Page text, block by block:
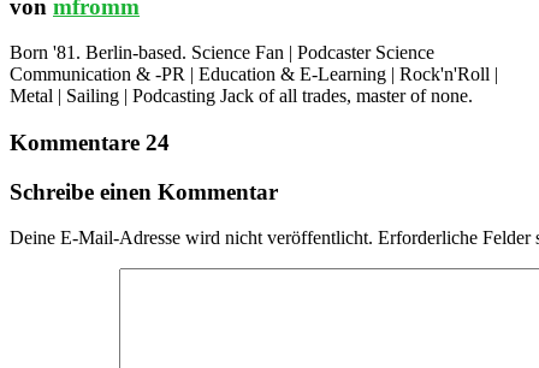
von mfromm
Born '81. Berlin-based. Science Fan | Podcaster Science
Communication & -PR | Education & E-Learning | Rock'n'Roll |
Metal | Sailing | Podcasting Jack of all trades, master of none.
Kommentare 24
Schreibe einen Kommentar
Deine E-Mail-Adresse wird nicht veröffentlicht. Erforderliche Felder